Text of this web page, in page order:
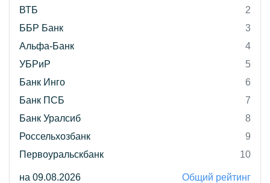
ВТБ
2
ББР Банк
3
Альфа-Банк
4
УБРиР
5
Банк Инго
6
Банк ПСБ
7
Банк Уралсиб
8
Россельхозбанк
9
Первоуральскбанк
10
на 09.08.2026 Общий рейтинг